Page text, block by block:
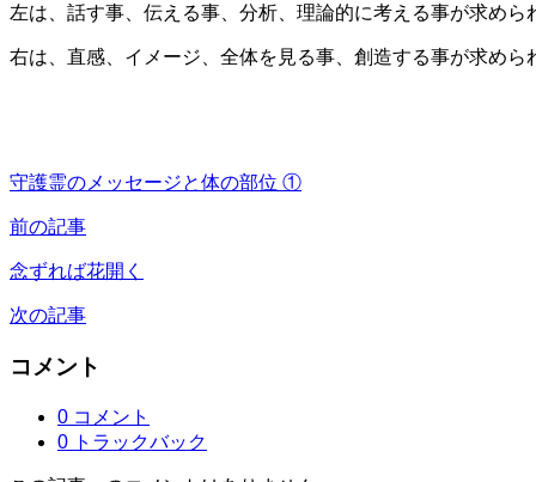
左は、話す事、伝える事、分析、理論的に考える事が求めら
右は、直感、イメージ、全体を見る事、創造する事が求めら
守護霊のメッセージと体の部位 ①
前の記事
念ずれば花開く
次の記事
コメント
0 コメント
0 トラックバック